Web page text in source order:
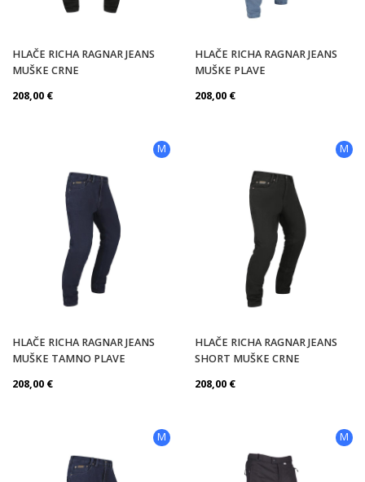
HLAČE RICHA RAGNAR JEANS
MUŠKE CRNE
208,00 €
HLAČE RICHA RAGNAR JEANS
MUŠKE PLAVE
208,00 €
M
HLAČE RICHA RAGNAR JEANS
MUŠKE TAMNO PLAVE
208,00 €
M
HLAČE RICHA RAGNAR JEANS
SHORT MUŠKE CRNE
208,00 €
M M